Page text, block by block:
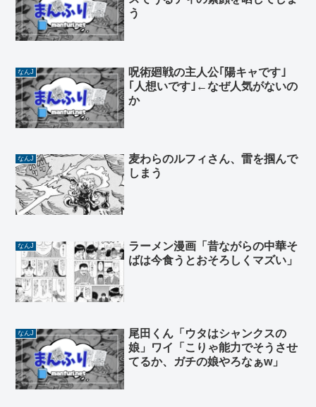
う
なんJ
呪術廻戦の主人公｢陽キャです｣
｢人想いです｣←なぜ人気がないの
か
なんJ
麦わらのルフィさん、雷を掴んで
しまう
なんJ
ラーメン漫画「昔ながらの中華そ
ばは今食うとおそろしくマズい」
なんJ
尾田くん「ウタはシャンクスの
娘」ワイ「こりゃ能力でそうさせ
てるか、ガチの娘やろなぁw」